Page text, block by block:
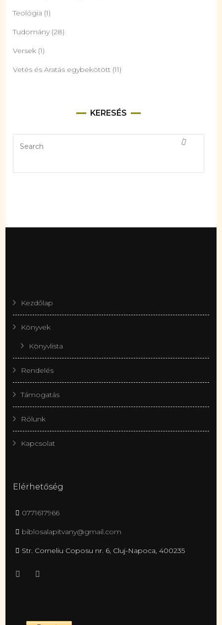
Teológia (1)
Tudomány (28)
Versek (1)
Vetés és Aratás egybekötött (11)
KERESÉS
Kezdőlap
Könyvek
Könyvlista
Rendelés
Támogatás
Rólunk
Kapcsolat
Elérhetőség
0771617966
biblosalapitvany@gmail.com
Str. Corneliu Coposu nr. 6, Cluj-Napoca, 400235